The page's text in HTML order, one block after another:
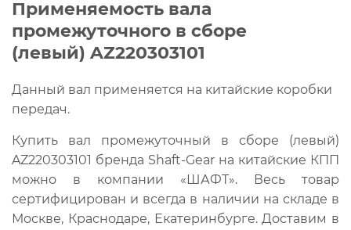
Применяемость вала
промежуточного в сборе
(левый) AZ220303101
Данный вал применяется на китайские коробки
передач.
Купить вал промежуточный в сборе (левый)
AZ220303101 бренда Shaft-Gear на китайские КПП
можно в компании «ШАФТ». Весь товар
сертифицирован и всегда в наличии на складе в
Москве, Краснодаре, Екатеринбурге. Доставим в